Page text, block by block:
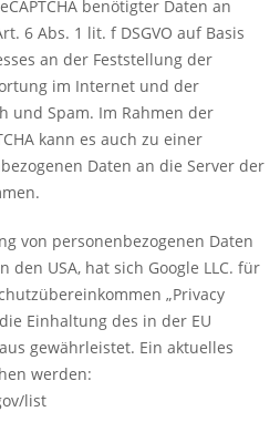
benötigter Daten an
6 Abs. 1 lit. f DSGVO auf Basis
an der Feststellung der
im Internet und der
und Spam. Im Rahmen der
kann es auch zu einer
Daten an die Server der
von personenbezogenen Daten
den USA, hat sich Google LLC. für
„Privacy
Einhaltung des in der EU
gewährleistet. Ein aktuelles
werden:
list